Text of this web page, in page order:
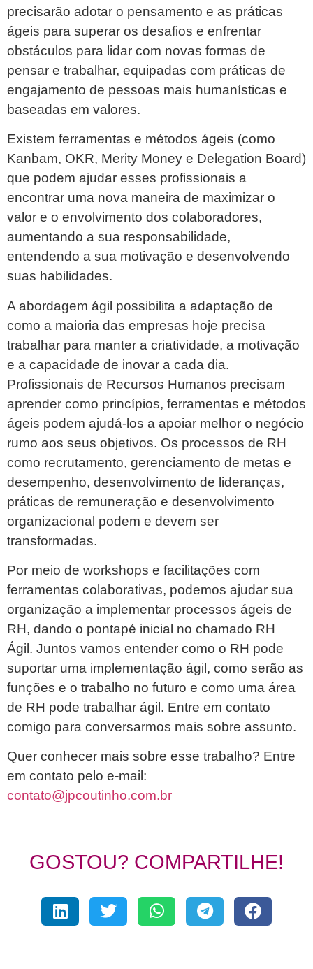
precisarão adotar o pensamento e as práticas
ágeis para superar os desafios e enfrentar
obstáculos para lidar com novas formas de
pensar e trabalhar, equipadas com práticas de
engajamento de pessoas mais humanísticas e
baseadas em valores.
Existem ferramentas e métodos ágeis (como
Kanbam, OKR, Merity Money e Delegation Board)
que podem ajudar esses profissionais a
encontrar uma nova maneira de maximizar o
valor e o envolvimento dos colaboradores,
aumentando a sua responsabilidade,
entendendo a sua motivação e desenvolvendo
suas habilidades.
A abordagem ágil possibilita a adaptação de
como a maioria das empresas hoje precisa
trabalhar para manter a criatividade, a motivação
e a capacidade de inovar a cada dia.
Profissionais de Recursos Humanos precisam
aprender como princípios, ferramentas e métodos
ágeis podem ajudá-los a apoiar melhor o negócio
rumo aos seus objetivos. Os processos de RH
como recrutamento, gerenciamento de metas e
desempenho, desenvolvimento de lideranças,
práticas de remuneração e desenvolvimento
organizacional podem e devem ser
transformadas.
Por meio de workshops e facilitações com
ferramentas colaborativas, podemos ajudar sua
organização a implementar processos ágeis de
RH, dando o pontapé inicial no chamado RH
Ágil. Juntos vamos entender como o RH pode
suportar uma implementação ágil, como serão as
funções e o trabalho no futuro e como uma área
de RH pode trabalhar ágil. Entre em contato
comigo para conversarmos mais sobre assunto.
Quer conhecer mais sobre esse trabalho? Entre
em contato pelo e-mail:
contato@jpcoutinho.com.br
GOSTOU? COMPARTILHE!